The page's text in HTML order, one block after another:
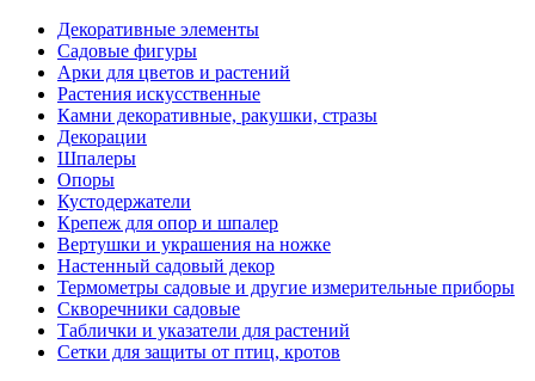
Декоративные элементы
Садовые фигуры
Арки для цветов и растений
Растения искусственные
Камни декоративные, ракушки, стразы
Декорации
Шпалеры
Опоры
Кустодержатели
Крепеж для опор и шпалер
Вертушки и украшения на ножке
Настенный садовый декор
Термометры садовые и другие измерительные приборы
Скворечники садовые
Таблички и указатели для растений
Сетки для защиты от птиц, кротов